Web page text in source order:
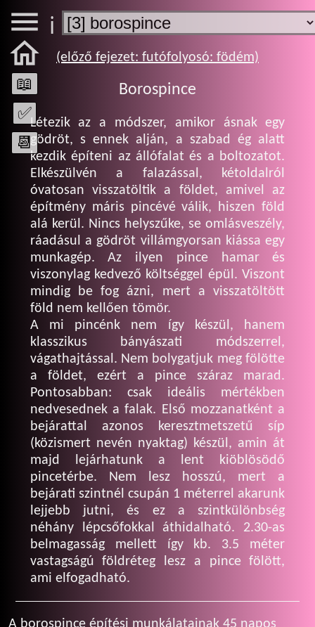


📖
✅
📆
ℹ️
(előző fejezet: futófolyosó: födém)
Borospince
Létezik az a módszer, amikor ásnak egy
gödröt, s ennek alján, a szabad ég alatt
kezdik építeni az állófalat és a boltozatot.
Elkészülvén a falazással, kétoldalról
óvatosan visszatöltik a földet, amivel az
építmény máris pincévé válik, hiszen föld
alá kerül. Nincs helyszűke, se omlásveszély,
ráadásul a gödröt villámgyorsan kiássa egy
munkagép. Az ilyen pince hamar és
viszonylag kedvező költséggel épül. Viszont
mindig be fog ázni, mert a visszatöltött
föld nem kellően tömör.
A mi pincénk nem így készül, hanem
klasszikus bányászati módszerrel,
vágathajtással. Nem bolygatjuk meg fölötte
a földet, ezért a pince száraz marad.
Pontosabban: csak ideális mértékben
nedvesednek a falak. Első mozzanatként a
bejárattal azonos keresztmetszetű síp
(közismert nevén nyaktag) készül, amin át
majd lejárhatunk a lent kiöblösödő
pincetérbe. Nem lesz hosszú, mert a
bejárati szintnél csupán 1 méterrel akarunk
lejjebb jutni, és ez a szintkülönbség
néhány lépcsőfokkal áthidalható. 2.30-as
belmagasság mellett így kb. 3.5 méter
vastagságú földréteg lesz a pince fölött,
ami elfogadható.
A borospince építési munkálatainak 45 napos